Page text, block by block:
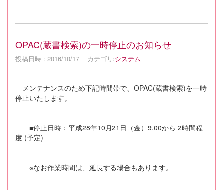
OPAC(蔵書検索)の一時停止のお知らせ
投稿日時 : 2016/10/17 カテゴリ:システム
メンテナンスのため下記時間帯で、OPAC(蔵書検索)を一時
停止いたします。
■停止日時：平成28年10月21日（金）9:00から 2時間程
度 (予定)
※なお作業時間は、延長する場合もあります。